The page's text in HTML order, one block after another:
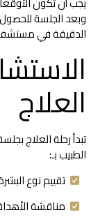
وبعد الجلسة للحصول
الدقيقة في مستشفى
العلاج
تبدأ رحلة العلاج
الطبيب بـ:
تقييم نوع البشرة
مناقشة الأهداف